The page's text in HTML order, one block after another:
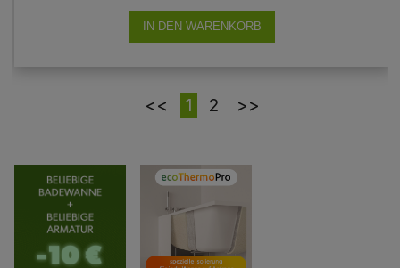
IN DEN WARENKORB
<< 1 2 >>